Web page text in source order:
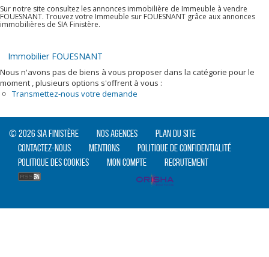
Sur notre site consultez les annonces immobilière de Immeuble à vendre
FOUESNANT. Trouvez votre Immeuble sur FOUESNANT grâce aux annonces
immobilières de SIA Finistère.
Immobilier FOUESNANT
Nous n'avons pas de biens à vous proposer dans la catégorie pour le
moment , plusieurs options s'offrent à vous :
Transmettez-nous votre demande
© 2026 SIA Finistère Nos agences
Plan du site
Contactez-nous
Mentions
Politique de confidentialité
Politique des cookies
Mon compte Recrutement